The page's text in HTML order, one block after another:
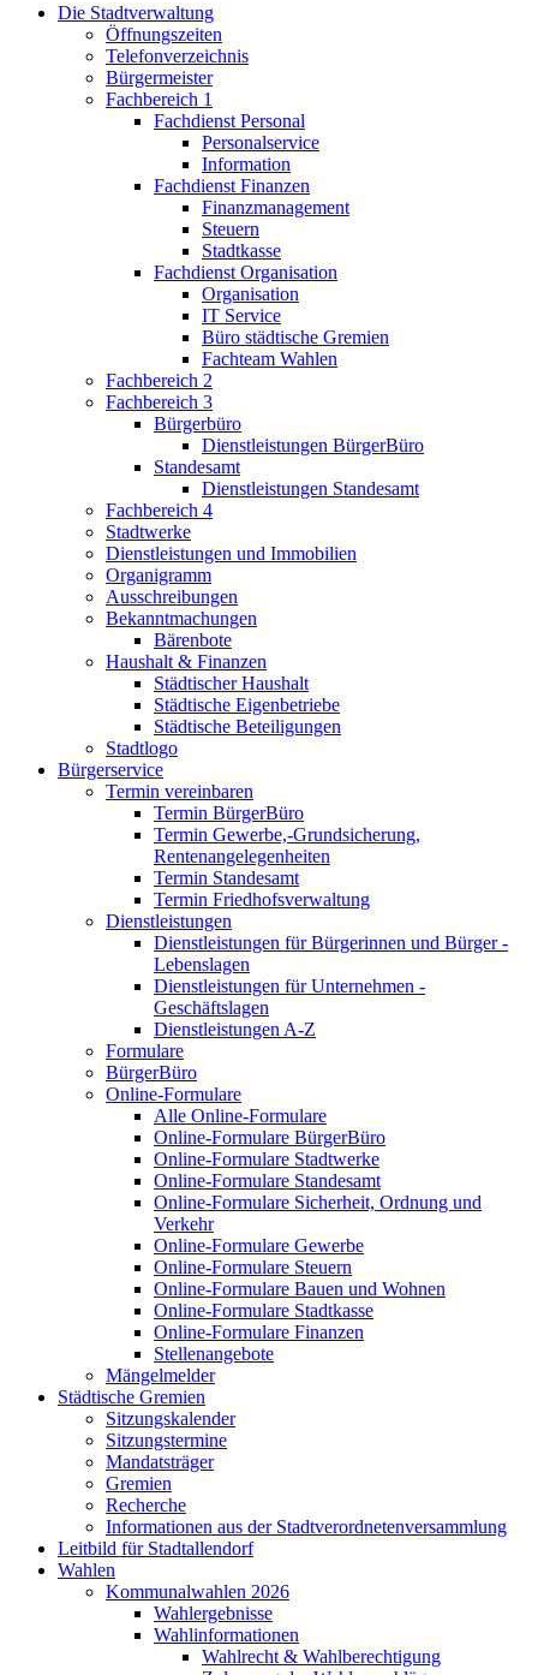
Die Stadtverwaltung
Öffnungszeiten
Telefonverzeichnis
Bürgermeister
Fachbereich 1
Fachdienst Personal
Personalservice
Information
Fachdienst Finanzen
Finanzmanagement
Steuern
Stadtkasse
Fachdienst Organisation
Organisation
IT Service
Büro städtische Gremien
Fachteam Wahlen
Fachbereich 2
Fachbereich 3
Bürgerbüro
Dienstleistungen BürgerBüro
Standesamt
Dienstleistungen Standesamt
Fachbereich 4
Stadtwerke
Dienstleistungen und Immobilien
Organigramm
Ausschreibungen
Bekanntmachungen
Bärenbote
Haushalt & Finanzen
Städtischer Haushalt
Städtische Eigenbetriebe
Städtische Beteiligungen
Stadtlogo
Bürgerservice
Termin vereinbaren
Termin BürgerBüro
Termin Gewerbe,-Grundsicherung,
Rentenangelegenheiten
Termin Standesamt
Termin Friedhofsverwaltung
Dienstleistungen
Dienstleistungen für Bürgerinnen und Bürger -
Lebenslagen
Dienstleistungen für Unternehmen -
Geschäftslagen
Dienstleistungen A-Z
Formulare
BürgerBüro
Online-Formulare
Alle Online-Formulare
Online-Formulare BürgerBüro
Online-Formulare Stadtwerke
Online-Formulare Standesamt
Online-Formulare Sicherheit, Ordnung und
Verkehr
Online-Formulare Gewerbe
Online-Formulare Steuern
Online-Formulare Bauen und Wohnen
Online-Formulare Stadtkasse
Online-Formulare Finanzen
Stellenangebote
Mängelmelder
Städtische Gremien
Sitzungskalender
Sitzungstermine
Mandatsträger
Gremien
Recherche
Informationen aus der Stadtverordnetenversammlung
Leitbild für Stadtallendorf
Wahlen
Kommunalwahlen 2026
Wahlergebnisse
Wahlinformationen
Wahlrecht & Wahlberechtigung